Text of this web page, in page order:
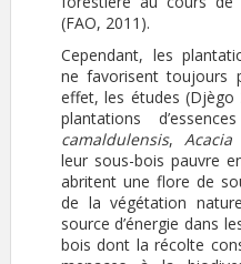
(FAO, 2011).
Cependant, les
ne favorisent toujours
effet, les études
plantations
camaldulensis,
leur sous-bois pauvre
abritent une flore de
de la végétation
source d’énergie dans
bois dont la récolte